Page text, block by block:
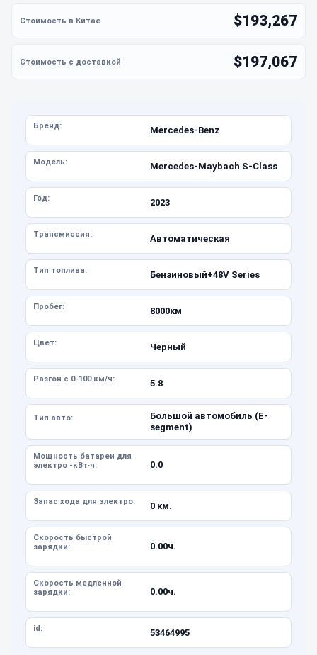
$193,267
$197,067
Бренд: Mercedes-Benz
Модель: Mercedes-Maybach S-Class
Год: 2023
Трансмиссия: Автоматическая
Тип топлива: Бензиновый+48V Series
Пробег: 8000км
Цвет: Черный
Разгон с 0-100 км/ч: 5.8
Тип авто:
Большой автомобиль (E-
segment)
Мощность батареи для
электро -кВт·ч:
0.0
Запас хода для электро: 0 км.
Скорость быстрой
зарядки:
0.00ч.
Скорость медленной
зарядки:
0.00ч.
id: 53464995